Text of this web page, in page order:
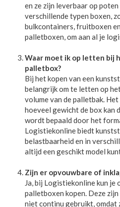
en ze zijn leverbaar op
verschillende typen boxen,
bulkcontainers, fruitboxen
palletboxen, om aan al je
Waar moet ik op letten bij
palletbox?
Bij het kopen van een
belangrijk om te letten op
volume van de palletbak.
hoeveel gewicht de box kan
wordt bepaald door het
Logistiekonline biedt
belastbaarheid en in
altijd een geschikt model
Zijn er opvouwbare of
Ja, bij Logistiekonline kun
palletboxen kopen. Deze
niet continu gebruikt, omdat